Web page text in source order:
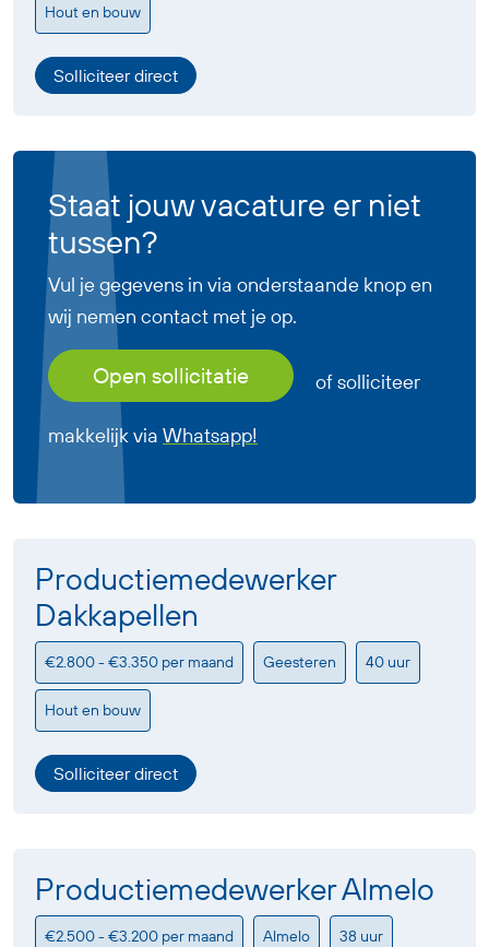
Hout en bouw
Solliciteer direct
Staat jouw vacature er niet
tussen?
Vul je gegevens in via onderstaande knop en
wij nemen contact met je op.
Open sollicitatie of solliciteer
makkelijk via Whatsapp!
Productiemedewerker
Dakkapellen
€2.800 - €3.350 per maand Geesteren 40 uur
Hout en bouw
Solliciteer direct
Productiemedewerker Almelo
€2.500 - €3.200 per maand Almelo 38 uur